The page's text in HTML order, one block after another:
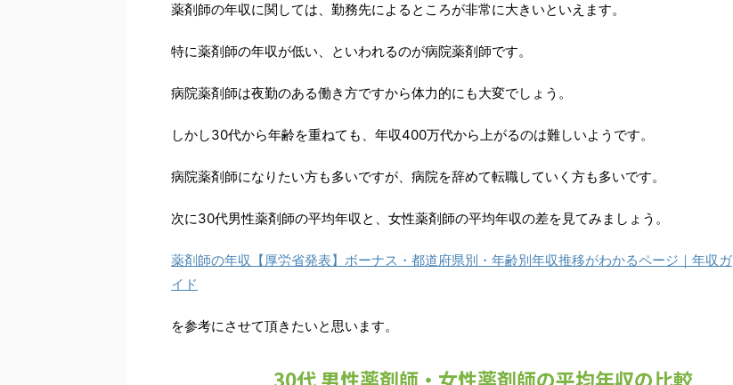
薬剤師の年収に関しては、勤務先によるところが非常に大きいといえます。
特に薬剤師の年収が低い、といわれるのが病院薬剤師です。
病院薬剤師は夜勤のある働き方ですから体力的にも大変でしょう。
しかし30代から年齢を重ねても、年収400万代から上がるのは難しいようです。
病院薬剤師になりたい方も多いですが、病院を辞めて転職していく方も多いです。
次に30代男性薬剤師の平均年収と、女性薬剤師の平均年収の差を見てみましょう。
薬剤師の年収【厚労省発表】ボーナス・都道府県別・年齢別年収推移がわかるページ｜年収ガ
イド
を参考にさせて頂きたいと思います。
30代 男性薬剤師・女性薬剤師の平均年収の比較